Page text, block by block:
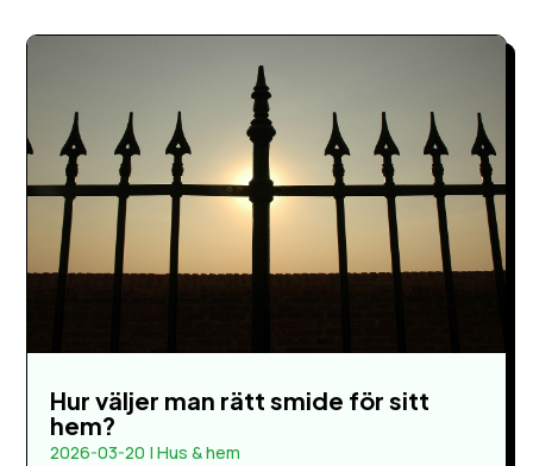
Hur väljer man rätt smide för sitt
hem?
2026-03-20 |Hus & hem